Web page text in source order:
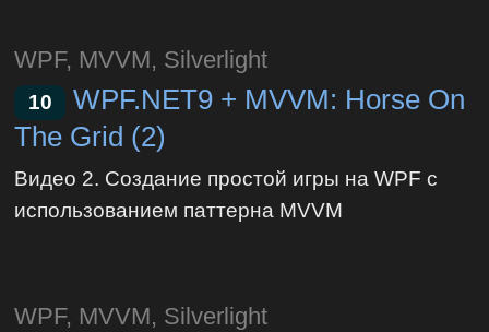
WPF, MVVM, Silverlight
10
WPF.NET9 + MVVM: Horse On
The Grid (2)
Видео 2. Создание простой игры на WPF с
использованием паттерна MVVM
WPF, MVVM, Silverlight